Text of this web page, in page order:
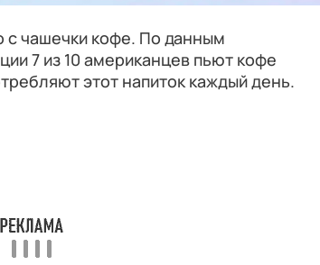
с чашечки кофе. По данным
7 из 10 американцев пьют кофе
этот напиток каждый день.